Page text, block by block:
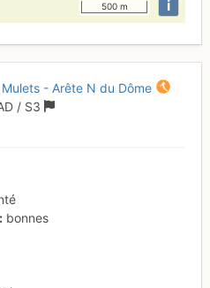
500 m i
- Arête N du Dôme
/ S3
bonnes